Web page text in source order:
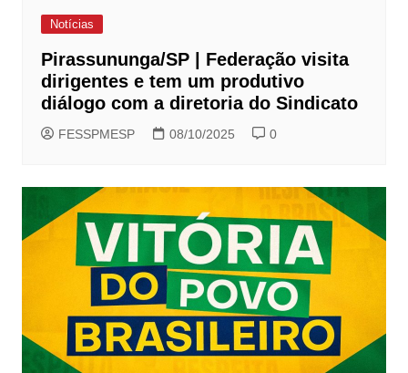
Notícias
Pirassununga/SP | Federação visita
dirigentes e tem um produtivo
diálogo com a diretoria do Sindicato
FESSPMESP 08/10/2025 0